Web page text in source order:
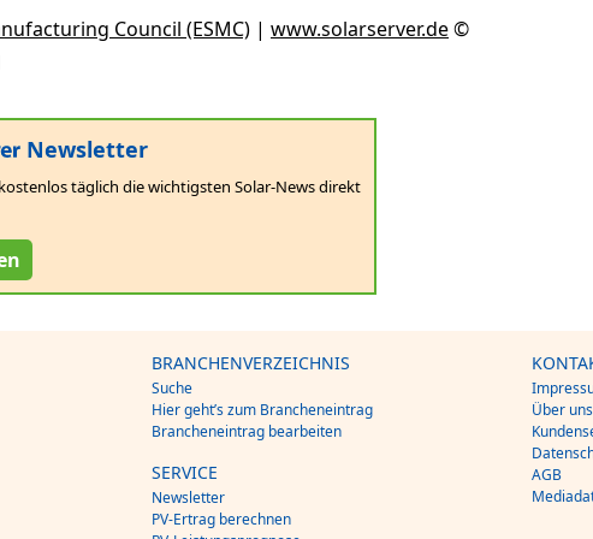
Council (ESMC) | www.solarserver.de©
Newsletter
täglich die wichtigsten Solar-News direkt
BRANCHENVERZEICHNIS
Suche
Hier geht’s zum Brancheneintrag
Brancheneintrag bearbeiten
SERVICE
Newsletter
PV-Ertrag berechnen
Über uns
AGB